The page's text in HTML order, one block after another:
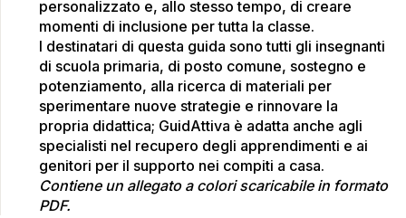
personalizzato e, allo stesso tempo, di creare
momenti di inclusione per tutta la classe.
I destinatari di questa guida sono tutti gli insegnanti
di scuola primaria, di posto comune, sostegno e
potenziamento, alla ricerca di materiali per
sperimentare nuove strategie e rinnovare la
propria didattica; GuidAttiva è adatta anche agli
specialisti nel recupero degli apprendimenti e ai
genitori per il supporto nei compiti a casa.
Contiene un allegato a colori scaricabile in formato
PDF.